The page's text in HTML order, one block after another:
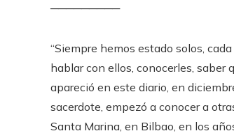
─────────
“Siempre hemos estado solos,
hablar con ellos, conocerles, saber
apareció en este diario, en
sacerdote, empezó a conocer a
Santa Marina, en Bilbao, en los